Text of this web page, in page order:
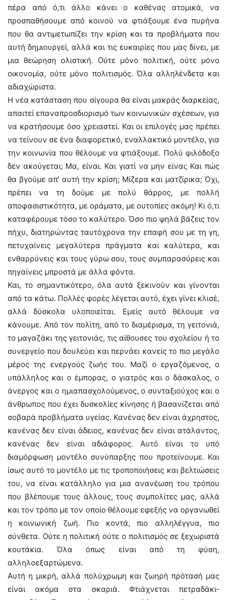
πέρα από ό,τι άλλο κάνει ο καθένας ατομικά, να
προσπαθήσουμε από κοινού να φτιάξουμε ένα πυρήνα
που θα αντιμετωπίζει την κρίση και τα προβλήματα που
αυτή δημιουργεί, αλλά και τις ευκαιρίες που μας δίνει, με
μια θεώρηση ολιστική. Ούτε μόνο πολιτική, ούτε μόνο
οικονομία, ούτε μόνο πολιτισμός. Όλα αλληλένδετα και
αδιαχώριστα.
Η νέα κατάσταση που σίγουρα θα είναι μακράς διαρκείας,
απαιτεί επαναπροσδιορισμό των κοινωνικών σχέσεων, για
να κρατήσουμε όσο χρειαστεί. Και οι επιλογές μας πρέπει
να τείνουν σε ένα διαφορετικό, εναλλακτικό μοντέλο, για
την κοινωνία που θέλουμε να φτιάξουμε. Πολύ φιλόδοξο
δεν ακούγεται; Μα, είναι. Και γιατί να μην είναι; Και πώς
θα βγούμε απ’ αυτή την κρίση; Μίζερα και ματζίρικα; Όχι,
πρέπει να τη δούμε με πολύ θάρρος, με πολλή
αποφασιστικότητα, με οράματα, με ουτοπίες ακόμη! Κι ό,τι
καταφέρουμε τόσο το καλύτερο. Όσο πιο ψηλά βάζεις τον
πήχυ, διατηρώντας ταυτόχρονα την επαφή σου με τη γη,
πετυχαίνεις μεγαλύτερα πράγματα και καλύτερα, και
ενθαρρύνεις και τους γύρω σου, τους συμπαρασύρεις και
πηγαίνεις μπροστά με άλλα φόντα.
Και, το σημαντικότερο, όλα αυτά ξεκινούν και γίνονται
από τα κάτω. Πολλές φορές λέγεται αυτό, έχει γίνει κλισέ,
αλλά δύσκολα υλοποιείται. Εμείς αυτό θέλουμε να
κάνουμε. Από τον πολίτη, από το διαμέρισμα, τη γειτονιά,
το μαγαζάκι της γειτονιάς, τις αίθουσες του σχολείου ή το
συνεργείο που δουλεύει και περνάει κανείς το πιο μεγάλο
μέρος της ενεργούς ζωής του. Μαζί ο εργαζόμενος, ο
υπάλληλος και ο έμπορας, ο γιατρός και ο δάσκαλος, ο
άνεργος και ο ημιαπασχολούμενος, ο συνταξιούχος και ο
άνθρωπος που έχει δυσκολίες κίνησης ή βασανίζεται από
σοβαρά προβλήματα υγείας. Κανένας δεν είναι άχρηστος,
κανένας δεν είναι άδειος, κανένας δεν είναι ατάλαντος,
κανένας δεν είναι αδιάφορος. Αυτό είναι το υπό
διαμόρφωση μοντέλο συνύπαρξης που προτείνουμε. Και
ίσως αυτό το μοντέλο με τις τροποποιήσεις και βελτιώσεις
του, να είναι κατάλληλο για μια ανανέωση του τρόπου
που βλέπουμε τους άλλους, τους συμπολίτες μας, αλλά
και τον τρόπο με τον οποίο θέλουμε εφεξής να οργανωθεί
η κοινωνική ζωή. Πιο κοντά, πιο αλληλέγγυα, πιο
σύνθετα. Ούτε η πολιτική ούτε ο πολιτισμός σε ξεχωριστά
κουτάκια. Όλα όπως είναι από τη φύση,
αλληλοεξαρτώμενα.
Αυτή η μικρή, αλλά πολύχρωμη και ζωηρή πρότασή μας
είναι ακόμα στα σκαριά. Φτιάχνεται πετραδάκι-